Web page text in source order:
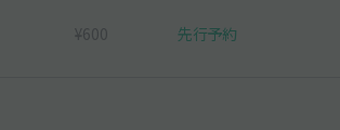
¥600 先行予約